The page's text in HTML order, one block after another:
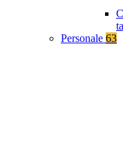
Personale 63